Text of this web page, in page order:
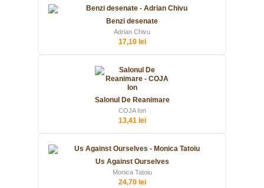
Benzi desenate
Adrian Chivu
17,10 lei
Salonul De Reanimare
COJA Ion
13,41 lei
Us Against Ourselves
Monica Tatoiu
24,70 lei